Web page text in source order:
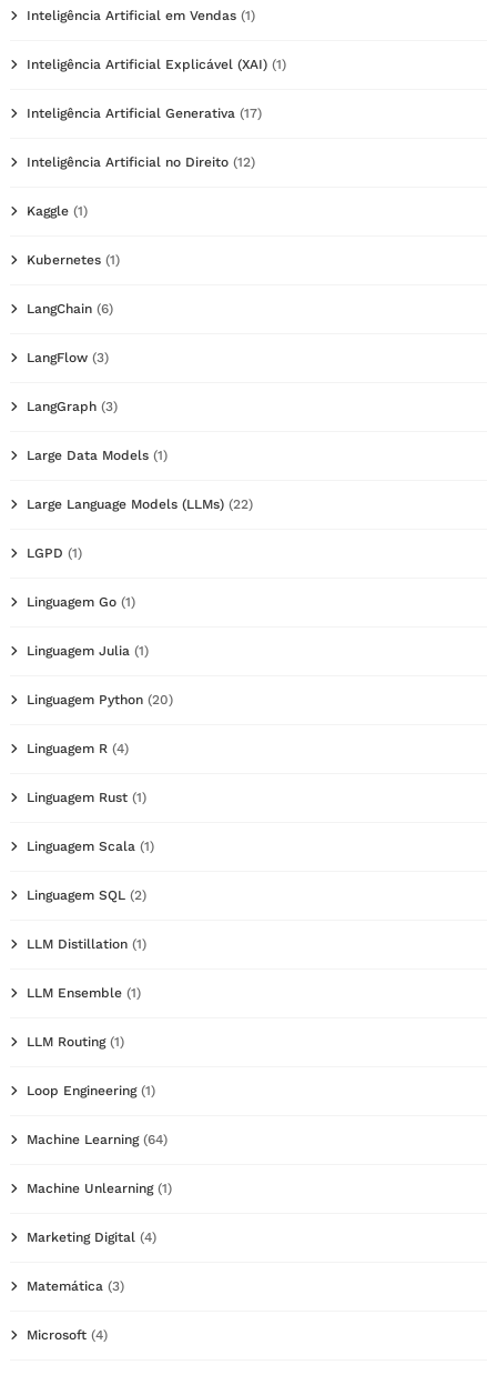
Inteligência Artificial em Vendas (1)
Inteligência Artificial Explicável (XAI) (1)
Inteligência Artificial Generativa (17)
Inteligência Artificial no Direito (12)
Kaggle (1)
Kubernetes (1)
LangChain (6)
LangFlow (3)
LangGraph (3)
Large Data Models (1)
Large Language Models (LLMs) (22)
LGPD (1)
Linguagem Go (1)
Linguagem Julia (1)
Linguagem Python (20)
Linguagem R (4)
Linguagem Rust (1)
Linguagem Scala (1)
Linguagem SQL (2)
LLM Distillation (1)
LLM Ensemble (1)
LLM Routing(1)
Loop Engineering(1)
Machine Learning(64)
Machine Unlearning(1)
Marketing Digital (4)
Matemática (3)
Microsoft (4)